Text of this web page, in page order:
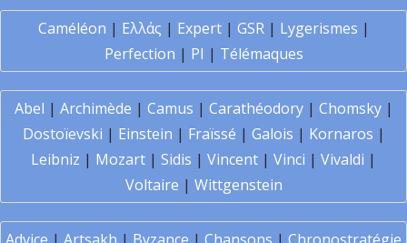
Caméléon | Ελλάς | Expert| GSR| Lygerismes |
Perfection | PI | Télémaques
Abel | Archimède | Camus | Carathéodory| Chomsky|
Dostoïevski | Einstein | Fraïssé | Galois | Kornaros |
Leibniz | Mozart | Sidis | Vincent | Vinci | Vivaldi |
Voltaire | Wittgenstein